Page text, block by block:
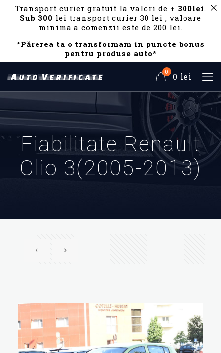
Transport curier gratuit la valori de + 300lei.
Sub 300 lei transport curier 30 lei , valoare
minima a comenzii este de 200 lei.
*Părerea ta o transformam in puncte bonus
pentru produse auto*
0 0 lei
Fiabilitate Renault
Clio 3(2005-2013)